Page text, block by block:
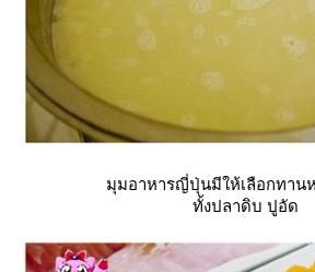
มุมอาหารญี่ปุ่นมีให้เลือกทา
ทั้งปลาดิบ ปูอัด